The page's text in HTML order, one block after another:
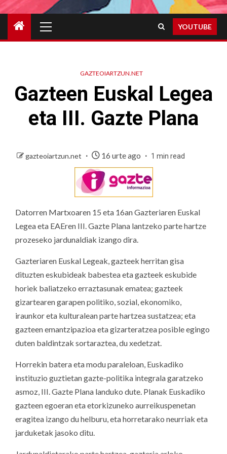
Menu
YOUTUBE
GAZTEOIARTZUN.NET
Gazteen Euskal Legea
eta III. Gazte Plana
gazteoiartzun.net 16 urte ago 1 min read
Datorren Martxoaren 15 eta 16an Gazteriaren Euskal
Legea eta EAEren III. Gazte Plana lantzeko parte hartze
prozeseko jardunaldiak izango dira.
Gazteriaren Euskal Legeak, gazteek herritan gisa
dituzten eskubideak babestea eta gazteek eskubide
horiek baliatzeko erraztasunak ematea; gazteek
gizartearen garapen politiko, sozial, ekonomiko,
iraunkor eta kulturalean parte hartzea sustatzea; eta
gazteen emantzipazioa eta gizarteratzea posible egingo
duten baldintzak sortaraztea, du xedetzat.
Horrekin batera eta modu paraleloan, Euskadiko
instituzio guztietan gazte-politika integrala garatzeko
asmoz, III. Gazte Plana landuko dute. Planak Euskadiko
gazteen egoeran eta etorkizuneko aurreikuspenetan
eragitea izango du helburu, eta horretarako neurriak eta
jarduketak jasoko ditu.